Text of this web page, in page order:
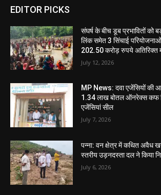
EDITOR PICKS
संघर्ष के बीच डूब प्रभावितों को
लिंक समेत 3 सिंचाई
202.50 करोड़ रुपये अतिरिक्त
July 12, 2026
MP News: दवा एजेंसियों की
1.34 लाख बोतल ऑनरेक्स कफ
एजेंसियां सील
July 7, 2026
पन्ना: वन क्षेत्र में कथित अवैध
स्तरीय उड़नदस्ता दल ने किया
July 6, 2026